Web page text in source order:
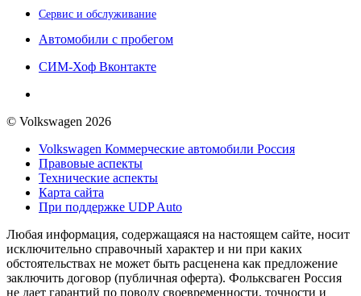
Сервис и обслуживание
Автомобили с пробегом
СИМ-Хоф Вконтакте
© Volkswagen 2026
Volkswagen Коммерческие автомобили Россия
Правовые аспекты
Технические аспекты
Карта сайта
При поддержке UDP Auto
Любая информация, содержащаяся на настоящем сайте, носит
исключительно справочный характер и ни при каких
обстоятельствах не может быть расценена как предложение
заключить договор (публичная оферта). Фольксваген Россия
не дает гарантий по поводу своевременности, точности и